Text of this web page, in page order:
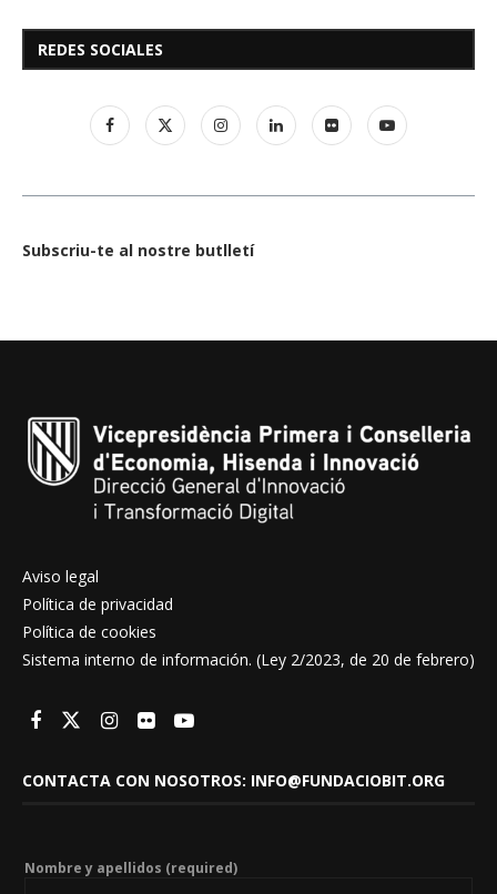
REDES SOCIALES
Subscriu-te al nostre butlletí
Aviso legal
Política de privacidad
Política de cookies
Sistema interno de información. (Ley 2/2023, de 20 de febrero)
CONTACTA CON NOSOTROS: INFO@FUNDACIOBIT.ORG
Nombre y apellidos (required)